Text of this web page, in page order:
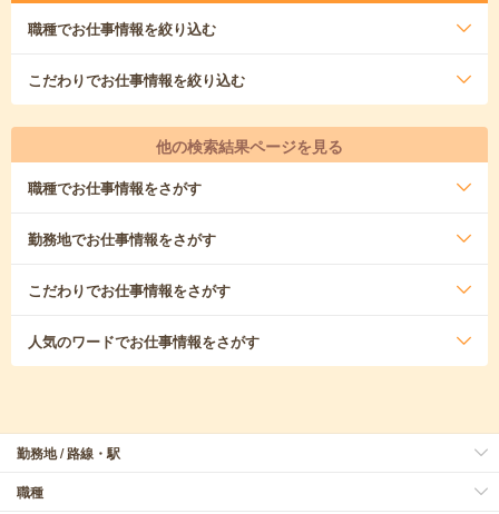
職種でお仕事情報を絞り込む
こだわりでお仕事情報を絞り込む
他の検索結果ページを見る
職種でお仕事情報をさがす
勤務地でお仕事情報をさがす
こだわりでお仕事情報をさがす
人気のワードでお仕事情報をさがす
勤務地 / 路線・駅
職種